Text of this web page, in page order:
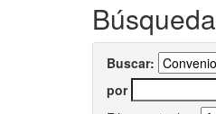
Búsqueda
Buscar:
por